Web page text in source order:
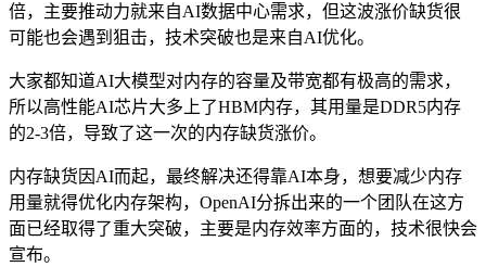
倍，主要推动力就来自AI数据中心需求，但这波涨价缺货很
可能也会遇到狙击，技术突破也是来自AI优化。
大家都知道AI大模型对内存的容量及带宽都有极高的需求，
所以高性能AI芯片大多上了HBM内存，其用量是DDR5内存
的2-3倍，导致了这一次的内存缺货涨价。
内存缺货因AI而起，最终解决还得靠AI本身，想要减少内存
用量就得优化内存架构，OpenAI分拆出来的一个团队在这方
面已经取得了重大突破，主要是内存效率方面的，技术很快会
宣布。